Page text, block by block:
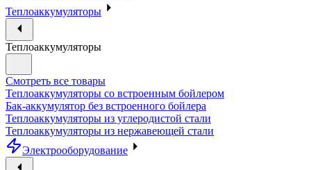
Теплоаккумуляторы
Теплоаккумуляторы
Смотреть все товары
Теплоаккумуляторы со встроенным бойлером
Бак-аккумулятор без встроенного бойлера
Теплоаккумуляторы из углеродистой стали
Теплоаккумуляторы из нержавеющей стали
Электрооборудование